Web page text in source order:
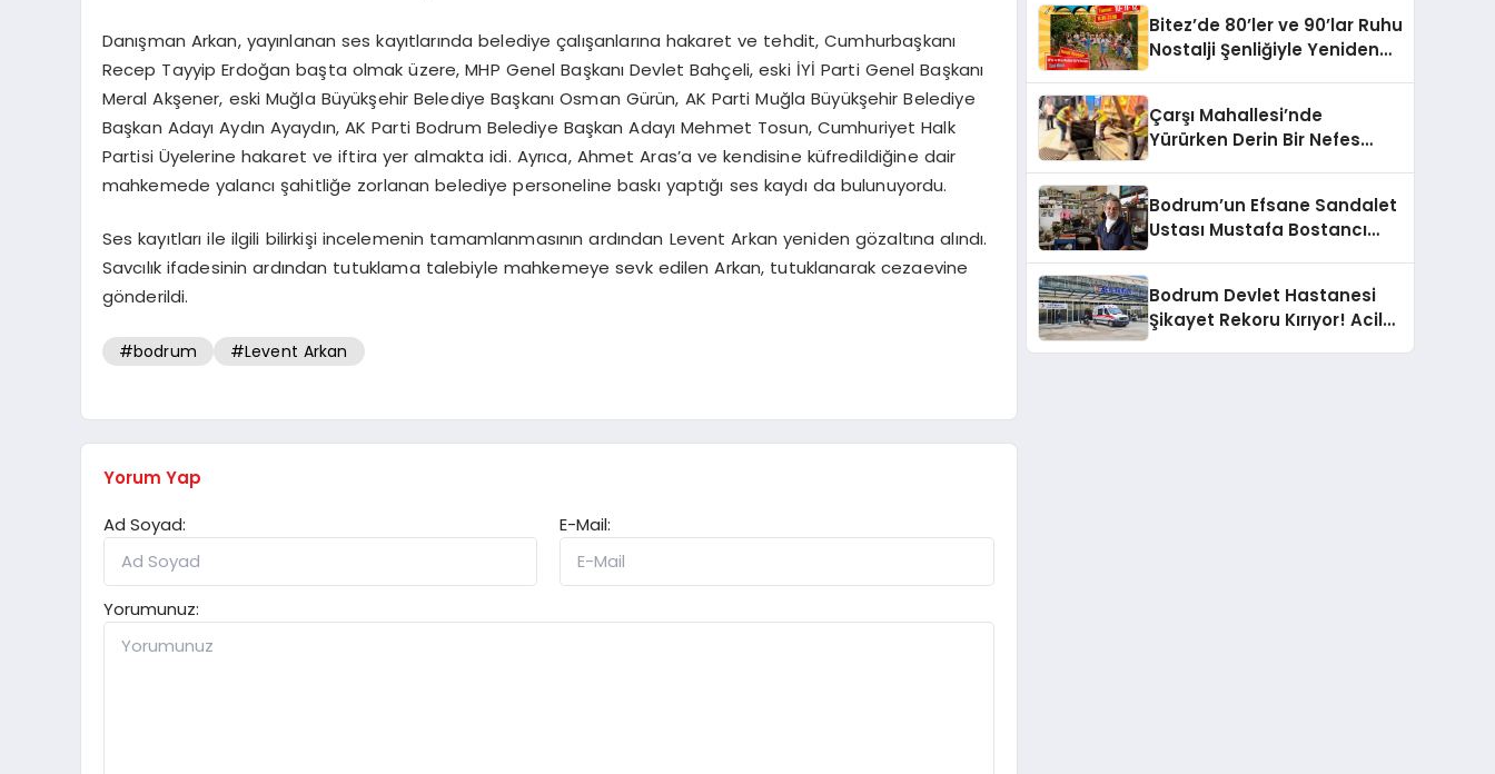
Danışman Arkan, yayınlanan ses kayıtlarında belediye çalışanlarına hakaret ve tehdit, Cumhurbaşkanı
Recep Tayyip Erdoğan başta olmak üzere, MHP Genel Başkanı Devlet Bahçeli, eski İYİ Parti Genel Başkanı
Meral Akşener, eski Muğla Büyükşehir Belediye Başkanı Osman Gürün, AK Parti Muğla Büyükşehir Belediye
Başkan Adayı Aydın Ayaydın, AK Parti Bodrum Belediye Başkan Adayı Mehmet Tosun, Cumhuriyet Halk
Partisi Üyelerine hakaret ve iftira yer almakta idi. Ayrıca, Ahmet Aras’a ve kendisine küfredildiğine dair
mahkemede yalancı şahitliğe zorlanan belediye personeline baskı yaptığı ses kaydı da bulunuyordu.
Ses kayıtları ile ilgili bilirkişi incelemenin tamamlanmasının ardından Levent Arkan yeniden gözaltına alındı.
Savcılık ifadesinin ardından tutuklama talebiyle mahkemeye sevk edilen Arkan, tutuklanarak cezaevine
gönderildi.
#bodrum #Levent Arkan
Yorum Yap
Ad Soyad:
E-Mail:
Yorumunuz:
Bitez’de 80’ler ve 90’lar Ruhu
Nostalji Şenliğiyle Yeniden
Çarşı Mahallesi’nde
Yürürken Derin Bir Nefes
Bodrum’un Efsane Sandalet
Ustası Mustafa Bostancı
Bodrum Devlet Hastanesi
Şikayet Rekoru Kırıyor! Acil